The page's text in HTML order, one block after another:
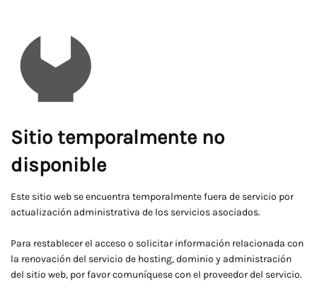
Sitio temporalmente no
disponible
Este sitio web se encuentra temporalmente fuera de servicio por
actualización administrativa de los servicios asociados.
Para restablecer el acceso o solicitar información relacionada con
la renovación del servicio de hosting, dominio y administración
del sitio web, por favor comuníquese con el proveedor del servicio.